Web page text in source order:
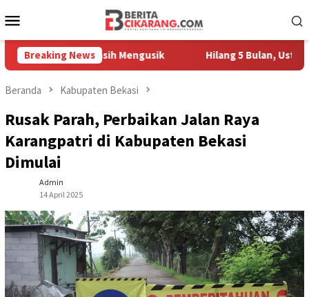
ke
Mobile
Breaking News
Masih Mengusik Hilang 5 Bulan, Ustadz Ujang
Beranda Kabupaten Bekasi
Rusak Parah, Perbaikan Jalan Raya
Karangpatri di Kabupaten Bekasi
Dimulai
Admin
14 April 2025